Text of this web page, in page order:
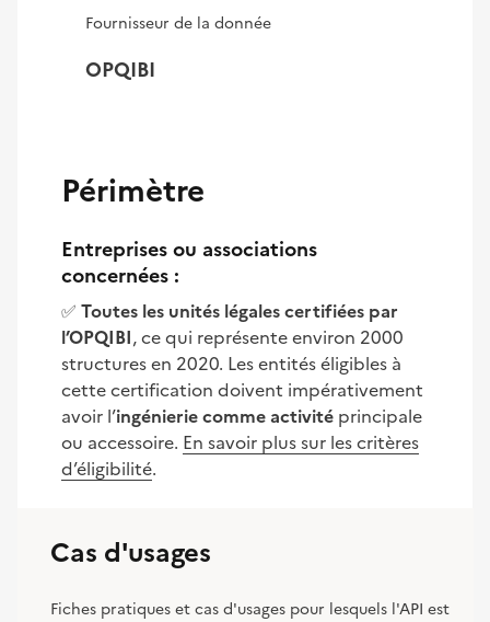
Fournisseur de la donnée
OPQIBI
Périmètre
Entreprises ou associations
concernées :
✅ Toutes les unités légales certifiées par
l’OPQIBI, ce qui représente environ 2000
structures en 2020. Les entités éligibles à
cette certification doivent impérativement
avoir l’ingénierie comme activité principale
ou accessoire. En savoir plus sur les critères
d’éligibilité.
Cas d'usages
Fiches pratiques et cas d'usages pour lesquels l'API est